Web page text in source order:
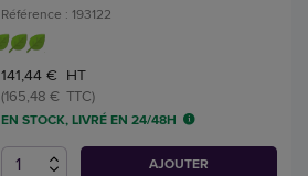
Référence : 193122
141,44 € HT
(165,48 € TTC)
EN STOCK, LIVRÉ EN 24/48H
AJOUTER